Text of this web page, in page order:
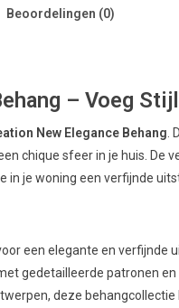
Beoordelingen (0)
– Voeg
New Elegance Behang.
chique sfeer in je huis. De
in je woning een verfijnde
een elegante en verfijnde
gedetailleerde patronen
deze